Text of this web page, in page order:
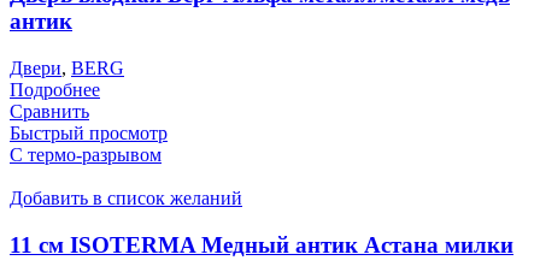
антик
Двери, BERG
Подробнее
Сравнить
Быстрый просмотр
С термо-разрывом
Добавить в список желаний
11 см ISOTERMA Медный антик Астана милки